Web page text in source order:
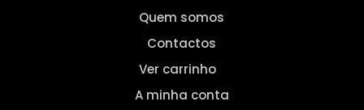
Quem somos
Contactos
Ver carrinho
A minha conta